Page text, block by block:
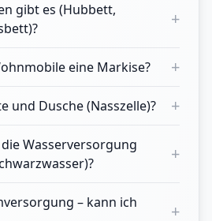
gibt es (Hubbett,
+
eine Markise? +
und Dusche (Nasszelle)? +
Wasserversorgung
+
– kann ich
+